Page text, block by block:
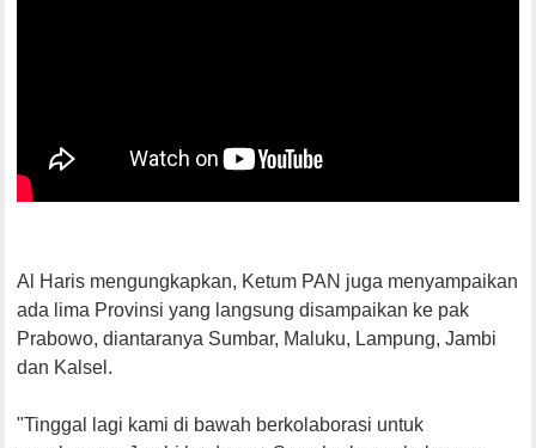
Al Haris mengungkapkan, Ketum PAN juga menyampaikan
ada lima Provinsi yang langsung disampaikan ke pak
Prabowo, diantaranya Sumbar, Maluku, Lampung, Jambi
dan Kalsel.
"Tinggal lagi kami di bawah berkolaborasi untuk